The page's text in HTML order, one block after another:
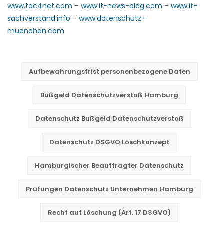
www.tec4net.com – www.it-news-blog.com – www.it-
sachverstand.info – www.datenschutz-
muenchen.com
Aufbewahrungsfrist personenbezogene Daten
Bußgeld Datenschutzverstoß Hamburg
Datenschutz Bußgeld Datenschutzverstoß
Datenschutz DSGVO Löschkonzept
Hamburgischer Beauftragter Datenschutz
Prüfungen Datenschutz Unternehmen Hamburg
Recht auf Löschung (Art. 17 DSGVO)